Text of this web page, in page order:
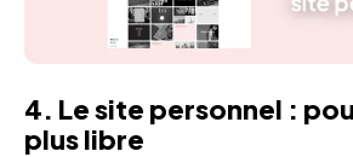
4. Le site personnel :
plus libre